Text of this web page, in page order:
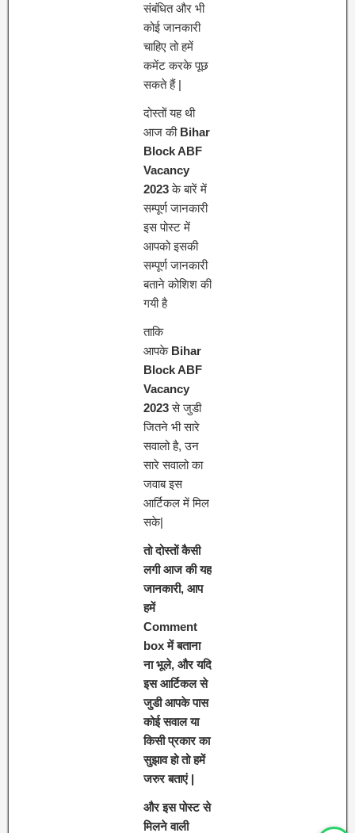
संबंधित और भी
कोई जानकारी
चाहिए तो हमें
कमेंट करके पूछ
सकते हैं |
दोस्तों यह थी
आज की Bihar
Block ABF
Vacancy
2023के बारें में
सम्पूर्ण जानकारी
इस पोस्ट में
आपको इसकी
सम्पूर्ण जानकारी
बताने कोशिश की
गयी है
ताकि
आपकेBihar
Block ABF
Vacancy
2023से जुडी
जितने भी सारे
सवालो है, उन
सारे सवालो का
जवाब इस
आर्टिकल में मिल
सके|
तो दोस्तों कैसी
लगी आज की यह
जानकारी, आप
हमें
Comment
box में बताना
ना भूले, और यदि
इस आर्टिकल से
जुडी आपके पास
कोई सवाल या
किसी प्रकार का
सुझाव हो तो हमें
जरुर बताएं |
और इस पोस्ट से
मिलने वाली